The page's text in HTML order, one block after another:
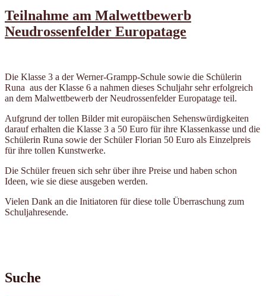
Teilnahme am Malwettbewerb
Neudrossenfelder Europatage
Die Klasse 3 a der Werner-Grampp-Schule sowie die Schülerin
Runa aus der Klasse 6 a nahmen dieses Schuljahr sehr erfolgreich
an dem Malwettbewerb der Neudrossenfelder Europatage teil.
Aufgrund der tollen Bilder mit europäischen Sehenswürdigkeiten
darauf erhalten die Klasse 3 a 50 Euro für ihre Klassenkasse und die
Schülerin Runa sowie der Schüler Florian 50 Euro als Einzelpreis
für ihre tollen Kunstwerke.
Die Schüler freuen sich sehr über ihre Preise und haben schon
Ideen, wie sie diese ausgeben werden.
Vielen Dank an die Initiatoren für diese tolle Überraschung zum
Schuljahresende.
Suche